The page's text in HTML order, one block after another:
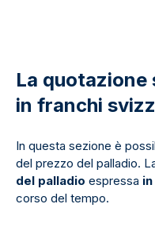
La quotazione
in franchi
In questa sezione è
del prezzo del palladio.
del palladio espressa
corso del tempo.